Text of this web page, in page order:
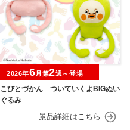
こびとづかん ついていくよBIGぬい
ぐるみ
2026年6月第2週～登場